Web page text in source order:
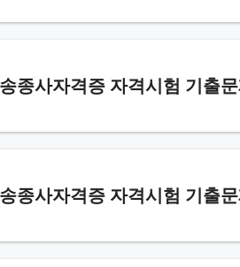
종사자격증 자격시험 기출
종사자격증 자격시험 기출